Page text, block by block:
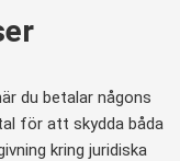
du betalar någons
för att skydda båda
kring juridiska